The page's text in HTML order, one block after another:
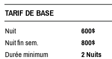
TARIF DE BASE
Nuit
600$
Nuit fin sem.
800$
Durée minimum
2 Nuits